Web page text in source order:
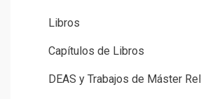
Libros
Capítulos de Libros
DEAS y Trabajos de Máster